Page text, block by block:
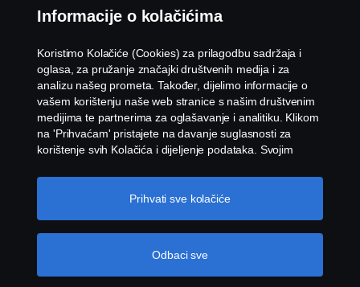
Kolačići
Kontaktirajte nas
Whistleblowing
Postavke Kolačića
© Copyright Scania 2026 Sva prava zadržana.
Scania BH d.o.o., Rakovička cesta 180A, 71 215
Informacije o kolačićima
Koristimo Kolačiće (Cookies) za prilagodbu sadržaja i
oglasa, za pružanje značajki društvenih medija i za
analizu našeg prometa. Također, dijelimo informacije o
vašem korištenju naše web stranice s našim društvenim
medijima te partnerima za oglašavanje i analitiku. Klikom
na 'Prihvaćam' pristajete na davanje suglasnosti za
korištenje svih Kolačića i dijeljenje podataka. Svojim
Kolačića' i odabirom kategorija koje želite prihvatiti. Za
detaljnije objašnjenje o tome kako koristimo Kolačiće,
Odbaci sve
Prihvati sve kolačiće